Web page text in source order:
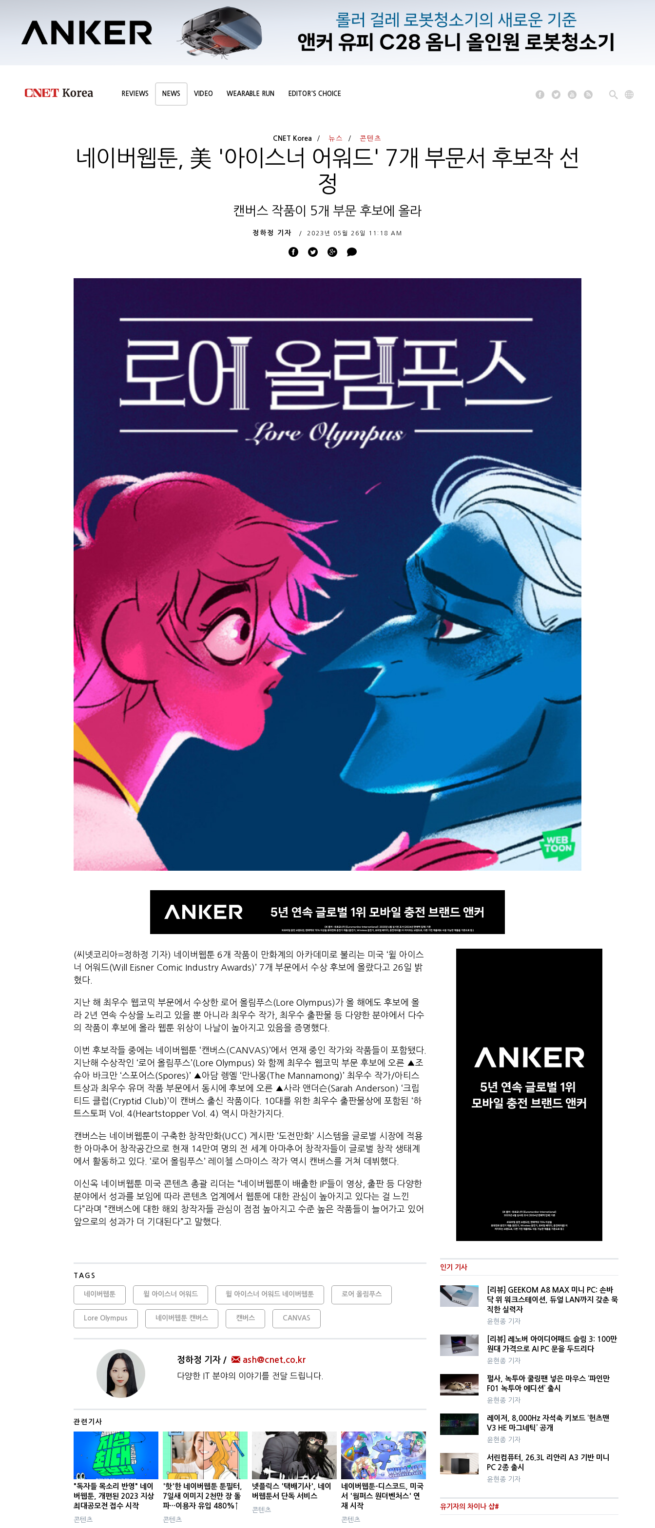
REVIEWS NEWS VIDEO WEARABLE RUN EDITOR'S CHOICE
CNET Korea 뉴스 콘텐츠
네이버웹툰, 美 '아이스너 어워드' 7개 부문서 후보작 선
정
캔버스 작품이 5개 부문 후보에 올라
정하정 기자 2023년 05월 26일 11:18 AM
(씨넷코리아=정하정 기자) 네이버웹툰 6개 작품이 만화계의 아카데미로 불리는 미국 ‘윌 아이스
너 어워드(Will Eisner Comic Industry Awards)’ 7개 부문에서 수상 후보에 올랐다고 26일 밝
혔다.
지난 해 최우수 웹코믹 부문에서 수상한 로어 올림푸스(Lore Olympus)가 올 해에도 후보에 올
라 2년 연속 수상을 노리고 있을 뿐 아니라 최우수 작가, 최우수 출판물 등 다양한 분야에서 다수
의 작품이 후보에 올라 웹툰 위상이 나날이 높아지고 있음을 증명했다.
이번 후보작들 중에는 네이버웹툰 ‘캔버스(CANVAS)’에서 연재 중인 작가와 작품들이 포함됐다.
지난해 수상작인 ‘로어 올림푸스’(Lore Olympus) 와 함께 최우수 웹코믹 부문 후보에 오른 ▲조
슈아 바크만 ‘스포어스(Spores)’ ▲아담 렝옐 ‘만나몽(The Mannamong)’ 최우수 작가/아티스
트상과 최우수 유머 작품 부문에서 동시에 후보에 오른 ▲사라 앤더슨(Sarah Anderson) ‘크립
티드 클럽(Cryptid Club)’이 캔버스 출신 작품이다. 10대를 위한 최우수 출판물상에 포함된 ‘하
트스토퍼 Vol. 4(Heartstopper Vol. 4) 역시 마찬가지다.
캔버스는 네이버웹툰이 구축한 창작만화(UCC) 게시판 ‘도전만화’ 시스템을 글로벌 시장에 적용
한 아마추어 창작공간으로 현재 14만여 명의 전 세계 아마추어 창작자들이 글로벌 창작 생태계
에서 활동하고 있다. ‘로어 올림푸스’ 레이첼 스마이스 작가 역시 캔버스를 거쳐 데뷔했다.
이신옥 네이버웹툰 미국 콘텐츠 총괄 리더는 “네이버웹툰이 배출한 IP들이 영상, 출판 등 다양한
분야에서 성과를 보임에 따라 콘텐츠 업계에서 웹툰에 대한 관심이 높아지고 있다는 걸 느낀
다”라며 “캔버스에 대한 해외 창작자들 관심이 점점 높아지고 수준 높은 작품들이 늘어가고 있어
앞으로의 성과가 더 기대된다”고 말했다.
TAGS
네이버웹툰 윌 아이스너 어워드 윌 아이스너 어워드 네이버웹툰 로어 올림푸스
Lore Olympus 네이버웹툰 캔버스 캔버스 CANVAS
정하정 기자 ash@cnet.co.kr
다양한 IT 분야의 이야기를 전달 드립니다.
관련기사
"독자들 목소리 반영" 네이
버웹툰, 개편된 2023 지상
최대공모전 접수 시작
콘텐츠
'핫'한 네이버웹툰 툰필터,
7일새 이미지 2천만 장 돌
파···이용자 유입 480%↑
콘텐츠
넷플릭스 '택배기사', 네이
버웹툰서 단독 서비스
콘텐츠
네이버웹툰-디스코드, 미국
서 '웜퍼스 원더벤처스' 연
재 시작
콘텐츠
인기 기사
[리뷰] GEEKOM A8 MAX 미니 PC: 손바
닥 위 워크스테이션, 듀얼 LAN까지 갖춘 묵
직한 실력자
윤현종 기자
[리뷰] 레노버 아이디어패드 슬림 3: 100만
원대 가격으로 AI PC 문을 두드리다
윤현종 기자
펄사, 녹투아 쿨링팬 넣은 마우스 ‘파인만
F01 녹투아 에디션’ 출시
윤현종 기자
레이저, 8,000Hz 자석축 키보드 ‘헌츠맨
V3 HE 마그네틱’ 공개
윤현종 기자
서린컴퓨터, 26.3L 리안리 A3 기반 미니
PC 2종 출시
윤현종 기자
유기자의 차이나 샵#